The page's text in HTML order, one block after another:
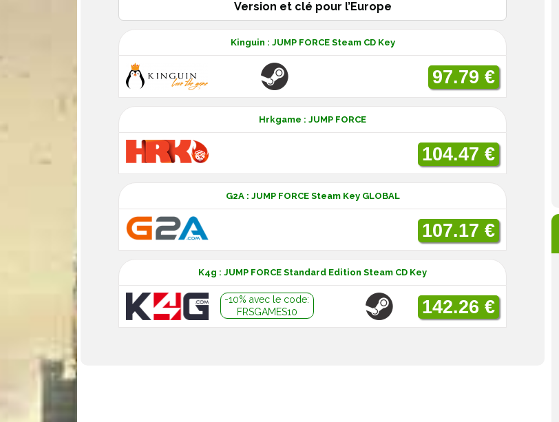
Version et clé pour l’Europe
Kinguin : JUMP FORCE Steam CD Key
97.79 €
Hrkgame : JUMP FORCE
104.47 €
G2A : JUMP FORCE Steam Key GLOBAL
107.17 €
K4g : JUMP FORCE Standard Edition Steam CD Key
-10% avec le code:
FRSGAMES10
142.26 €